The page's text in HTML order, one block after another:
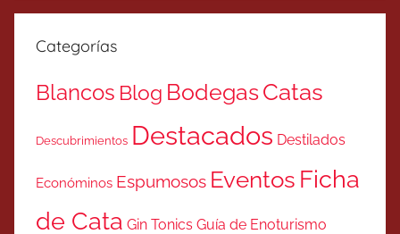
Categorías
Blancos Blog BodegasCatas
Descubrimientos Destacados Destilados
Económinos Espumosos Eventos Ficha
de Cata Gin Tonics Guía de Enoturismo